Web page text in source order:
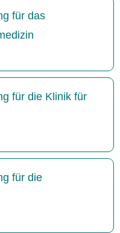
für das
für die Klinik für
für die